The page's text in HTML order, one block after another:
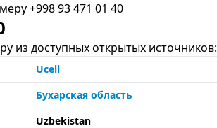
+998 93 471 01 40
из доступных открытых источников:
Ucell
Бухарская область
Uzbekistan